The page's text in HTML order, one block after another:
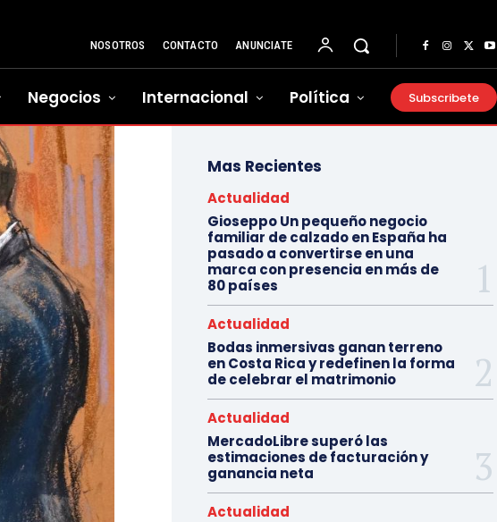
NOSOTROS CONTACTO ANUNCIATE
Negocios Internacional Política Subscribete
Mas Recientes
Actualidad
Gioseppo Un pequeño negocio
familiar de calzado en España ha
pasado a convertirse en una
marca con presencia en más de
80 países
Actualidad
Bodas inmersivas ganan terreno
en Costa Rica y redefinen la forma
de celebrar el matrimonio
Actualidad
MercadoLibre superó las
estimaciones de facturación y
ganancia neta
Actualidad